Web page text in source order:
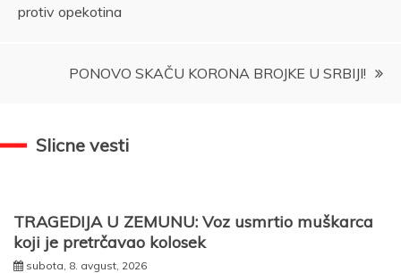
članka
protiv opekotina
PONOVO SKAČU KORONA BROJKE U SRBIJI!
Slicne vesti
TRAGEDIJA U ZEMUNU: Voz usmrtio muškarca
koji je pretrčavao kolosek
subota, 8. avgust, 2026